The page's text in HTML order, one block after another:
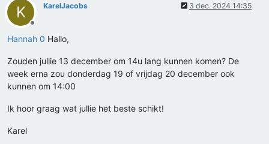
K
Offline
KarelJacobs 3 dec. 2024 14:35
Hannah 0 Hallo,
Zouden jullie 13 december om 14u lang kunnen komen? De
week erna zou donderdag 19 of vrijdag 20 december ook
kunnen om 14:00
Ik hoor graag wat jullie het beste schikt!
Karel